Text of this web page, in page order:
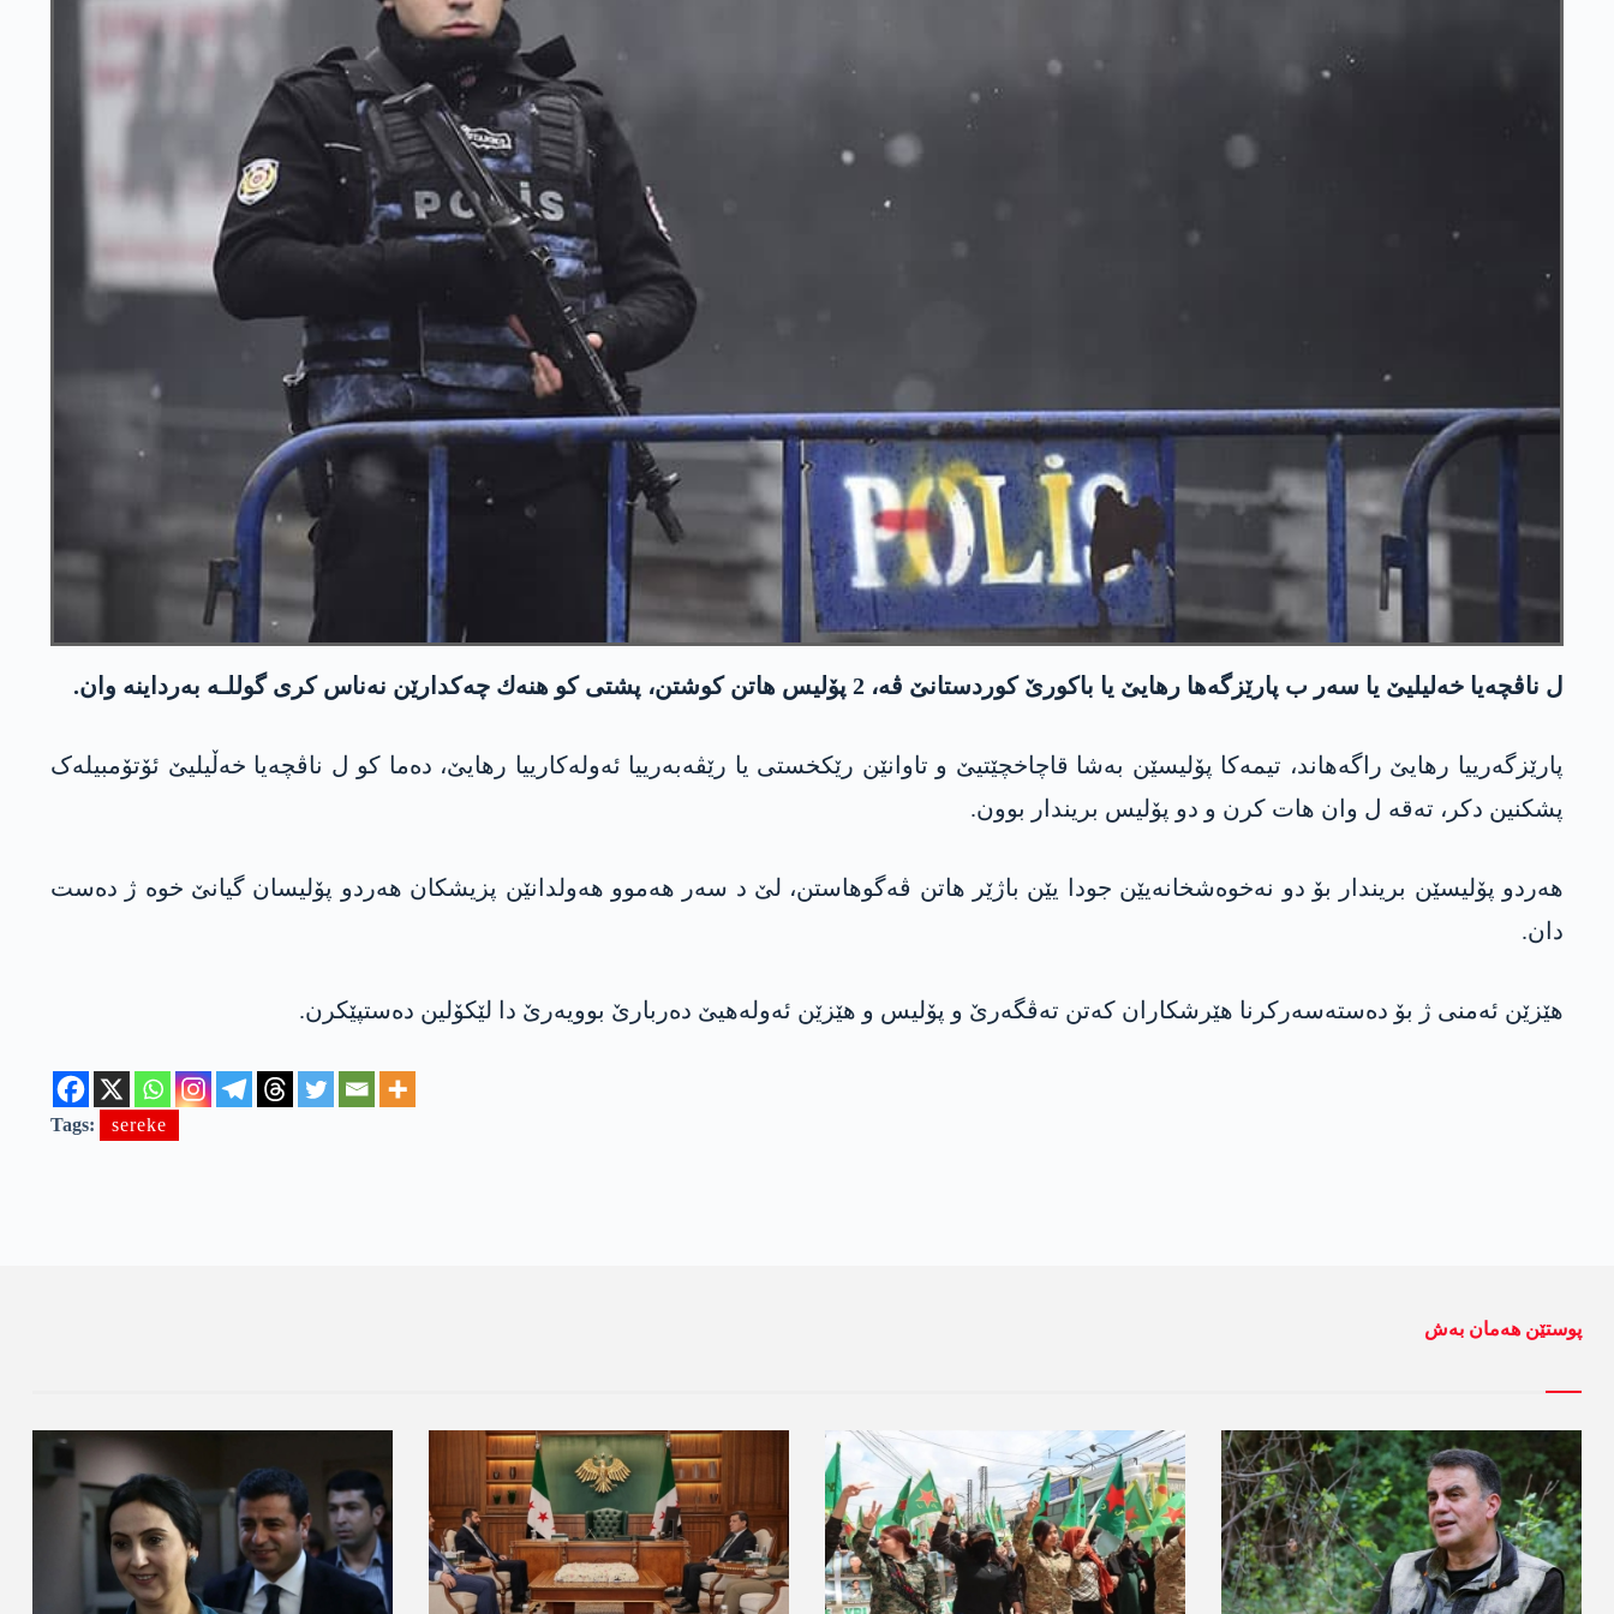
ل ناڤچەیا خەلیلیێ یا سەر ب پارێزگەها رهایێ یا باکورێ کوردستانێ ڤە، 2 پۆلیس هاتن کوشتن، پشتی كو هنه‌ك چه‌كدارێن نه‌ناس كری گوللـه‌ به‌رداینه‌ وان.
پارێزگەرییا رهایێ راگه‌هاند، تیمەکا پۆلیسێن به‌شا قاچاخچێتیێ و تاوانێن رێکخستی یا رێڤەبەرییا ئەولەکارییا رهایێ، دەما كو ل ناڤچەیا خەڵیلیێ ئۆتۆمبیلەک
پشكنین دكر، تەقە ل وان هات کرن و دو پۆلیس بریندار بوون.
هەردو پۆلیسێن بریندار بۆ دو نەخوەشخانەیێن جودا یێن باژێر هاتن ڤەگوهاستن، لێ د سه‌ر هەموو هەولدانێن پزیشکان هەردو پۆلیسان گیانێ خوە ژ دەست
دان.
هێزێن ئەمنی ژ بۆ دەستەسەرکرنا هێرشكاران کەتن تەڤگەرێ و پۆلیس و هێزێن ئەولەهیێ دەربارێ بوویەرێ دا لێکۆلین دەستپێکرن.
Tags: sereke
پوستێن ھەمان بەش